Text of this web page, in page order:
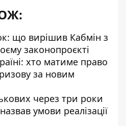
що вирішив Кабмін з
законопроєкті
хто матиме право
за новим
через три роки
умови реалізації